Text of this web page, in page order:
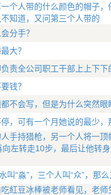
个人带的什么颜色的帽子
知道，又问第三个人带的
分手？
大？
责全公司职工干部上上下
钱？
不会写，但是为什么突然
，可有一个月她说的最少，
手持猎枪，另一个人将一
左转走10步，最后让他转
叫“淼”，三个人叫“众”，那
紅豆冰棒被老师看见，老